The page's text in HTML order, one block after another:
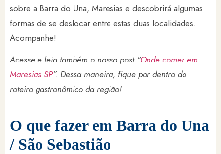
sobre a Barra do Una, Maresias e descobrirá algumas
formas de se deslocar entre estas duas localidades.
Acompanhe!
Acesse e leia também o nosso post “Onde comer em
Maresias SP”. Dessa maneira, fique por dentro do
roteiro gastronômico da região!
O que fazer em Barra do Una
/ São Sebastião